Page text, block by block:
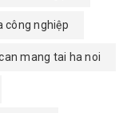
công nghiệp
mang tai ha noi